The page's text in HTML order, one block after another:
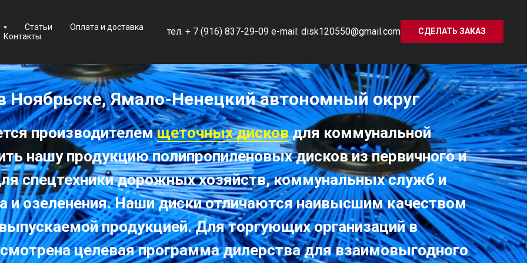
Статьи
Оплата и доставка
Контакты
тел. + 7 (916) 837-29-09 e-mail: disk120550@gmail.com СДЕЛАТЬ ЗАКАЗ
Ноябрьске, Ямало-Ненецкий автономный округ
производителемщеточных дисковдля коммунальной
нашу продукцию полипропиленовых дисков из первичного и
спецтехники дорожных хозяйств, коммунальных служб и
и озеленения. Наши диски отличаются наивысшим качеством
продукцией. Для торгующих организаций в
целевая программа дилерства для взаимовыгодного